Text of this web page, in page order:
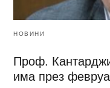
НОВИНИ
Проф.
има през